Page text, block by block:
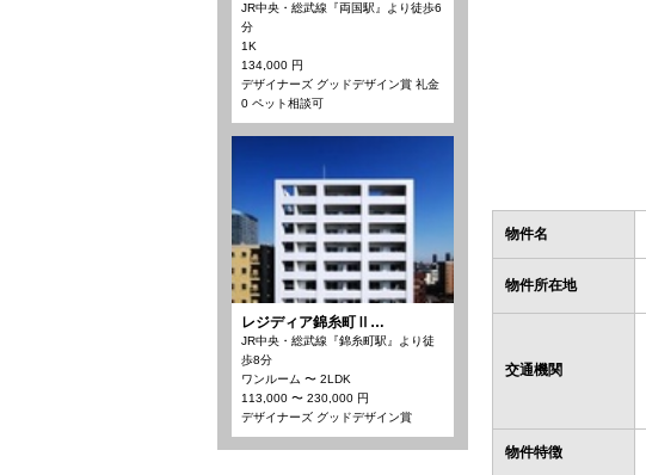
物件名
物件所在地
交通機関
物件特徴
JR中央・総武線『両国駅』より徒歩6
分
1K
134,000 円
デザイナーズ グッドデザイン賞 礼金
0 ペット相談可
レジディア錦糸町Ⅱ…
JR中央・総武線『錦糸町駅』より徒
歩8分
ワンルーム 〜 2LDK
113,000 〜 230,000 円
デザイナーズ グッドデザイン賞